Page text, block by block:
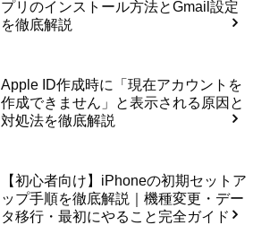
プリのインストール方法とGmail設定
を徹底解説
Apple ID作成時に「現在アカウントを
作成できません」と表示される原因と
対処法を徹底解説
【初心者向け】iPhoneの初期セットア
ップ手順を徹底解説｜機種変更・デー
タ移行・最初にやること完全ガイド